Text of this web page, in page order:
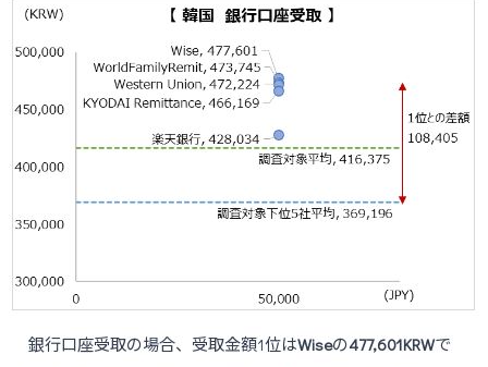
銀行口座受取の場合、受取金額1位はWiseの477,601KRWで